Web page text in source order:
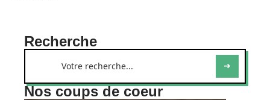
Recherche
Nos coups de coeur